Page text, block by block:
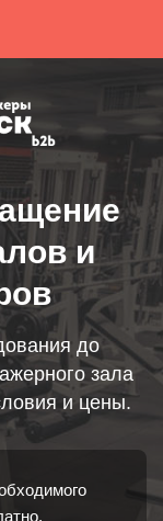
и
до
зала
и цены.